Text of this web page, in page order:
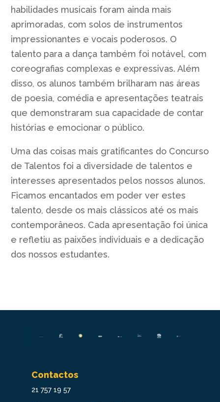
habilidades musicais foram ainda mais
aprimoradas, com solos de instrumentos
impressionantes e vocais poderosos. O
talento para a dança também foi notável, com
coreografias complexas e expressivas. Além
disso, os alunos também brilharam nas áreas
de poesia, comédia e apresentações teatrais
que demonstraram sua capacidade de contar
histórias e emocionar o público.
Uma das coisas mais gratificantes do Concurso
de Talentos foi a diversidade de talentos e
interesses apresentados pelos nossos alunos.
Ficamos encantados em poder ver estes
talento, desde os mais clássicos até os mais
contemporâneos. Cada apresentação foi única
e refletiu as paixões individuais e a dedicação
dos nossos estudantes.
Contactos
21 757 19 57